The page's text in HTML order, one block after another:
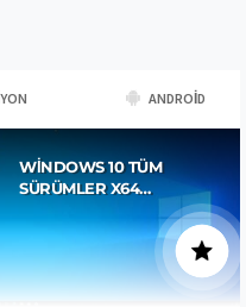
ANDROID
WINDOWS 10 TÜM
SÜRÜMLER X64…